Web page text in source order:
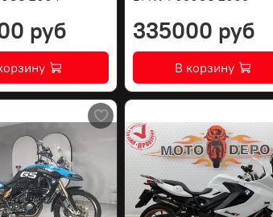
руб 335000 руб
В корзину